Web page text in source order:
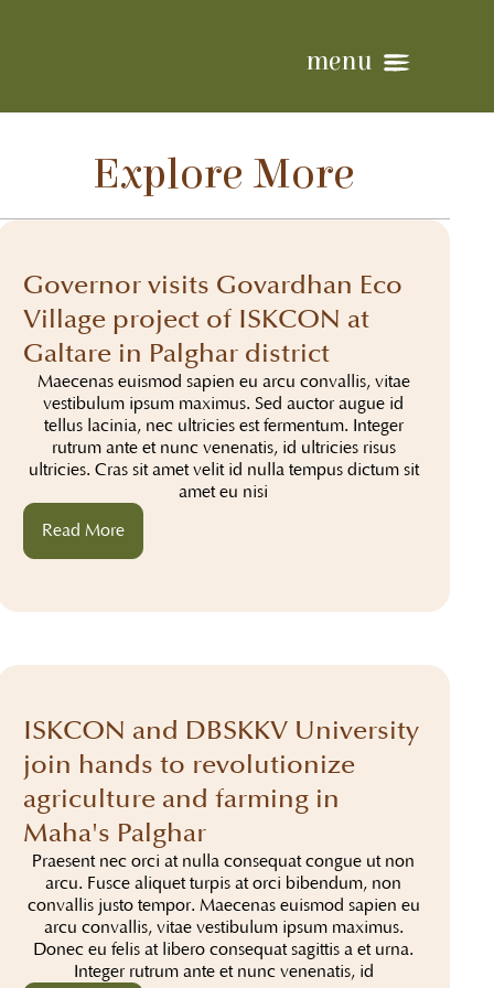
menu
Explore More
Governor visits Govardhan Eco
Village project of ISKCON at
Galtare in Palghar district
Maecenas euismod sapien eu arcu convallis, vitae
vestibulum ipsum maximus. Sed auctor augue id
tellus lacinia, nec ultricies est fermentum. Integer
rutrum ante et nunc venenatis, id ultricies risus
ultricies. Cras sit amet velit id nulla tempus dictum sit
amet eu nisi
Read More
ISKCON and DBSKKV University
join hands to revolutionize
agriculture and farming in
Maha's Palghar
Praesent nec orci at nulla consequat congue ut non
arcu. Fusce aliquet turpis at orci bibendum, non
convallis justo tempor. Maecenas euismod sapien eu
arcu convallis, vitae vestibulum ipsum maximus.
Donec eu felis at libero consequat sagittis a et urna.
Integer rutrum ante et nunc venenatis, id